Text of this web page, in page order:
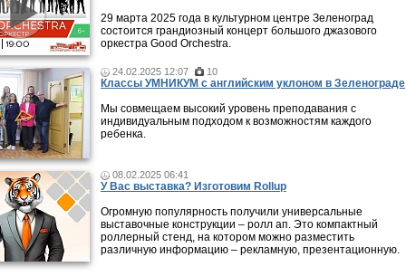
29 марта 2025 года в культурном центре Зеленоград
состоится грандиозный концерт большого джазового
оркестра Good Orchestra.
24.02.2025 12:07 10
Классы УМНИКУМ с английским уклоном в Зеленограде
Мы совмещаем высокий уровень преподавания с
индивидуальным подходом к возможностям каждого
ребенка.
08.02.2025 06:41
У Вас выставка? Изготовим Rollup
Огромную популярность получили универсальные
выставочные конструкции – ролл ап. Это компактный
роллерный стенд, на котором можно разместить
различную информацию – рекламную, презентационную.